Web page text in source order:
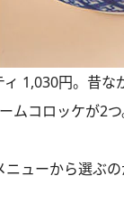
1,030円。昔な
ムコロッケが2
ューから選ぶ